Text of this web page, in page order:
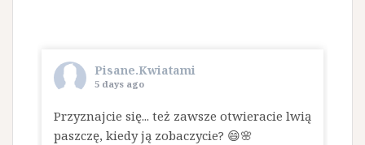
Pisane.Kwiatami
5 days ago
Przyznajcie się... też zawsze otwieracie lwią
paszczę, kiedy ją zobaczycie? 😄🌸